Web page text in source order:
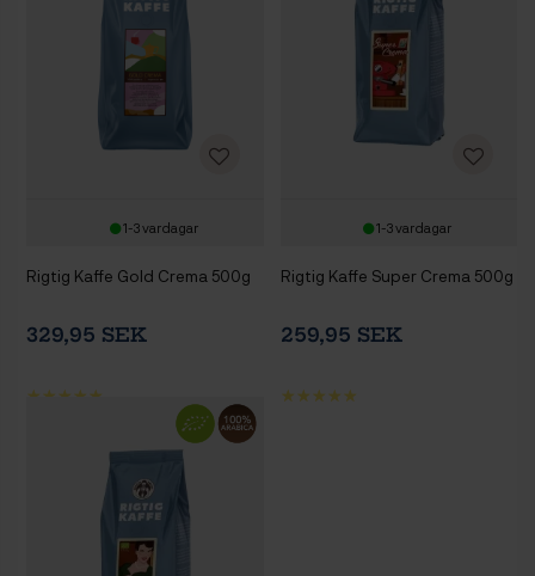
1-3 vardagar
Rigtig Kaffe Gold Crema 500g
329,95 SEK
1-3 vardagar
Rigtig Kaffe Super Crema 500g
259,95 SEK